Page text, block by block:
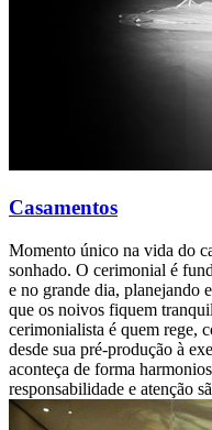
Casamentos
Momento único na vida do
sonhado. O cerimonial é
e no grande dia, planejando
que os noivos fiquem
cerimonialista é quem rege,
desde sua pré-produção à
aconteça de forma
responsabilidade e atenção